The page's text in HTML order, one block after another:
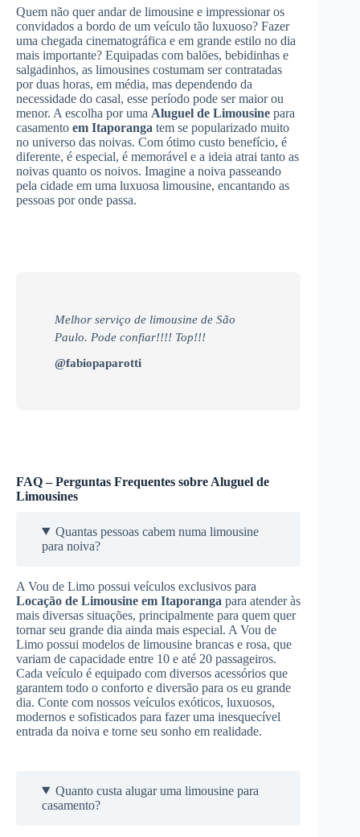
Quem não quer andar de limousine e impressionar os
convidados a bordo de um veículo tão luxuoso? Fazer
uma chegada cinematográfica e em grande estilo no dia
mais importante? Equipadas com balões, bebidinhas e
salgadinhos, as limousines costumam ser contratadas
por duas horas, em média, mas dependendo da
necessidade do casal, esse período pode ser maior ou
menor. A escolha por uma Aluguel de Limousine para
casamento em Itaporanga tem se popularizado muito
no universo das noivas. Com ótimo custo benefício, é
diferente, é especial, é memorável e a ideia atrai tanto as
noivas quanto os noivos. Imagine a noiva passeando
pela cidade em uma luxuosa limousine, encantando as
pessoas por onde passa.
Melhor serviço de limousine de São
Paulo. Pode confiar!!!! Top!!!
@fabiopaparotti
FAQ – Perguntas Frequentes sobre Aluguel de
Limousines
Quantas pessoas cabem numa limousine
para noiva?
A Vou de Limo possui veículos exclusivos para
Locação de Limousine em Itaporanga para atender às
mais diversas situações, principalmente para quem quer
tornar seu grande dia ainda mais especial. A Vou de
Limo possui modelos de limousine brancas e rosa, que
variam de capacidade entre 10 e até 20 passageiros.
Cada veículo é equipado com diversos acessórios que
garantem todo o conforto e diversão para os eu grande
dia. Conte com nossos veículos exóticos, luxuosos,
modernos e sofisticados para fazer uma inesquecível
entrada da noiva e torne seu sonho em realidade.
Quanto custa alugar uma limousine para
casamento?